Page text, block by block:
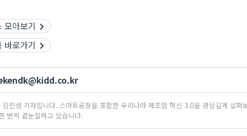
모아보기
바로가기
진성 기자입니다. 스마트공장을 포함한 우리나라 제조업 혁신 3.0을 관심깊게 살펴
번씩 곁눈질하고 있습니다.